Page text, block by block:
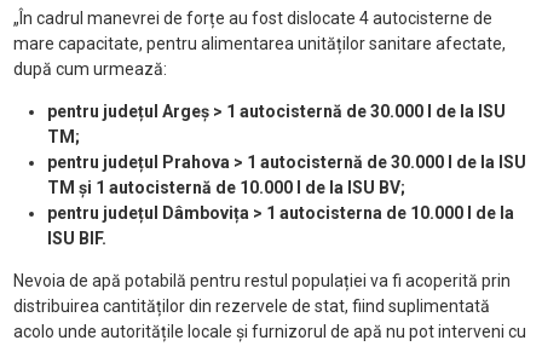
„În cadrul manevrei de forțe au fost dislocate 4 autocisterne de
mare capacitate, pentru alimentarea unităților sanitare afectate,
după cum urmează:
pentru județul Argeș > 1 autocisternă de 30.000 l de la ISU
TM;
pentru județul Prahova > 1 autocisternă de 30.000 l de la ISU
TM și 1 autocisternă de 10.000 l de la ISU BV;
pentru județul Dâmbovița > 1 autocisterna de 10.000 l de la
ISU BIF.
Nevoia de apă potabilă pentru restul populației va fi acoperită prin
distribuirea cantităților din rezervele de stat, fiind suplimentată
acolo unde autoritățile locale și furnizorul de apă nu pot interveni cu